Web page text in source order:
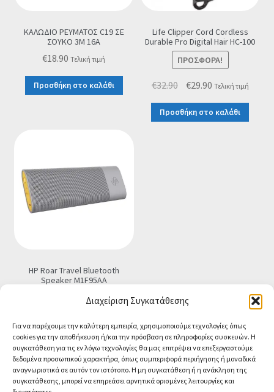
Διαχείριση Συγκατάθεσης
Για να παρέχουμε την καλύτερη εμπειρία, χρησιμοποιούμε τεχνολογίες όπως
cookies για την αποθήκευση ή/και την πρόσβαση σε πληροφορίες συσκευών. Η
συγκατάθεση για τις εν λόγω τεχνολογίες θα μας επιτρέψει να επεξεργαστούμε
δεδομένα προσωπικού χαρακτήρα, όπως συμπεριφορά περιήγησης ή μοναδικά
αναγνωριστικά σε αυτόν τον ιστότοπο. Η μη συγκατάθεση ή η ανάκληση της
συγκατάθεσης, μπορεί να επηρεάσει αρνητικά ορισμένες λειτουργίες και
ΚΑΛΩΔΙΟ ΡΕΥΜΑΤΟΣ C19 ΣΕ
ΣΟΥΚΟ 3M 16A
€18.90 Τελική τιμή
Προσθήκη στο καλάθι
Life Clipper Cord Cordless
Durable Pro Digital Hair HC-100
ΠΡΟΣΦΟΡΆ!
€32.90 Original
price
was:
€29.90Η
τρέχουσα
τιμή
Τελική τιμή
Προσθήκη στο καλάθι
HP Roar Travel Bluetooth
Speaker M1F95AA
Τελική τιμή
Προσθήκη στο καλάθι